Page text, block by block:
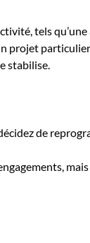
tels
projet
stabilise.
de